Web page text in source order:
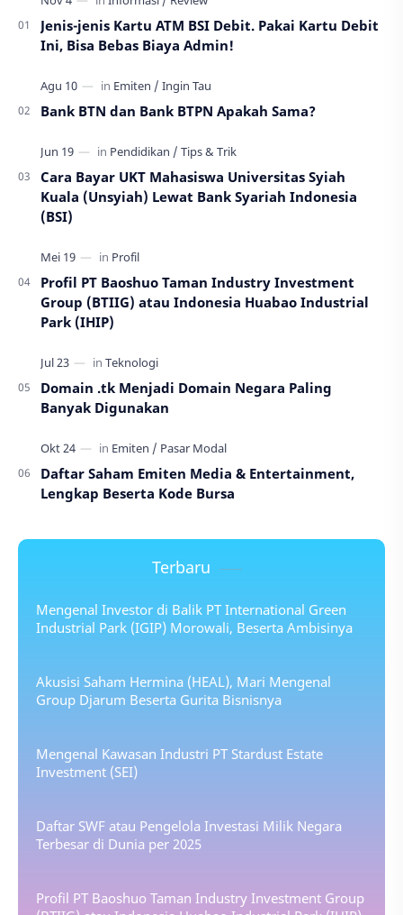
Jenis-jenis Kartu ATM BSI Debit. Pakai Kartu Debit
Ini, Bisa Bebas Biaya Admin!
Bank BTN dan Bank BTPN Apakah Sama?
Cara Bayar UKT Mahasiswa Universitas Syiah
Kuala (Unsyiah) Lewat Bank Syariah Indonesia
(BSI)
Profil PT Baoshuo Taman Industry Investment
Group (BTIIG) atau Indonesia Huabao Industrial
Park (IHIP)
Domain .tk Menjadi Domain Negara Paling
Banyak Digunakan
Daftar Saham Emiten Media & Entertainment,
Lengkap Beserta Kode Bursa
Terbaru
Mengenal Investor di Balik PT International Green
Industrial Park (IGIP) Morowali, Beserta Ambisinya
Akusisi Saham Hermina (HEAL), Mari Mengenal
Group Djarum Beserta Gurita Bisnisnya
Mengenal Kawasan Industri PT Stardust Estate
Investment (SEI)
Daftar SWF atau Pengelola Investasi Milik Negara
Terbesar di Dunia per 2025
Profil PT Baoshuo Taman Industry Investment Group